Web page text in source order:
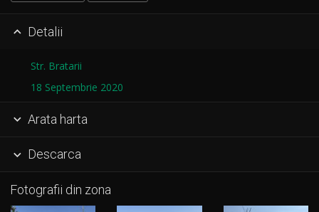
 Detalii
Str. Bratarii
18 Septembrie 2020
 Arata harta
 Descarca
Fotografii din zona